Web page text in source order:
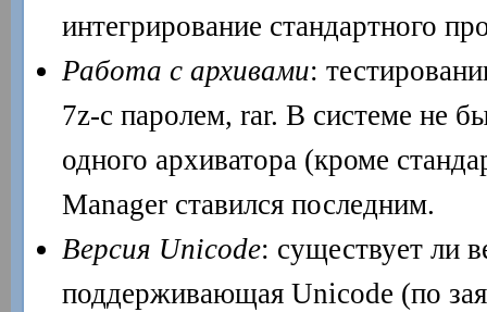
интегрирование стандартного
Работа с архивами:
7z-с паролем, rar. В системе не
одного архиватора (кроме
Manager ставился последним.
Версия Unicode: существует ли
поддерживающая Unicode (по